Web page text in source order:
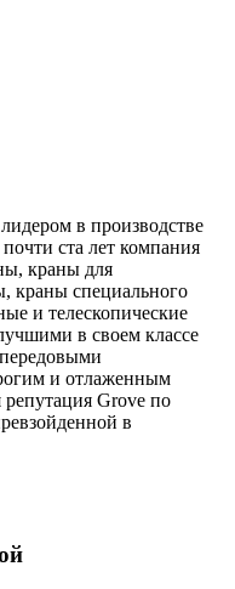
в производстве
ста лет компания
краны для
краны специального
и телескопические
в своем классе
и отлаженным
Grove по
в